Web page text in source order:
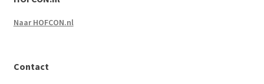
Naar HOFCON.nl
Contact